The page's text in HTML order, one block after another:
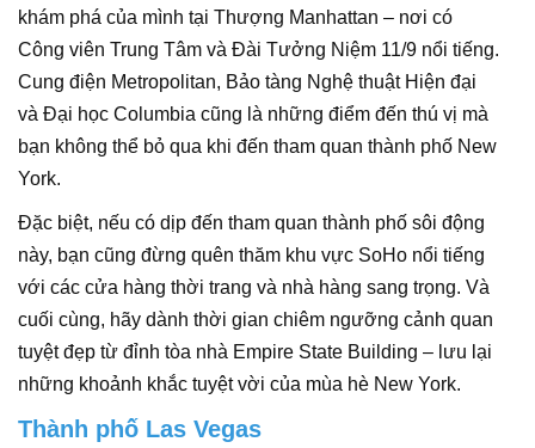
khám phá của mình tại Thượng Manhattan – nơi có
Công viên Trung Tâm và Đài Tưởng Niệm 11/9 nổi tiếng.
Cung điện Metropolitan, Bảo tàng Nghệ thuật Hiện đại
và Đại học Columbia cũng là những điểm đến thú vị mà
bạn không thể bỏ qua khi đến tham quan thành phố New
York.
Đặc biệt, nếu có dịp đến tham quan thành phố sôi động
này, bạn cũng đừng quên thăm khu vực SoHo nổi tiếng
với các cửa hàng thời trang và nhà hàng sang trọng. Và
cuối cùng, hãy dành thời gian chiêm ngưỡng cảnh quan
tuyệt đẹp từ đỉnh tòa nhà Empire State Building – lưu lại
những khoảnh khắc tuyệt vời của mùa hè New York.
Thành phố Las Vegas